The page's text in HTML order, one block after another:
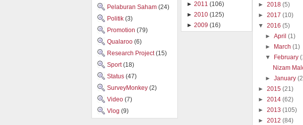
► 2018 (5)
► 2017 (10)
▼ 2016 (5)
►April(1)
►
March(1)
▼
February
Nizam
►January
► 2015 (21)
► 2014 (62)
► 2013 (105)
► 2012 (84)
Pelaburan Saham (24)
Politik (3)
Promotion (79)
Qualaroo (6)
Research Project(15)
Sport(18)
Status (47)
SurveyMonkey (2)
Video (7)
Vlog (9)
► 2011 (106)
► 2010 (125)
► 2009 (16)